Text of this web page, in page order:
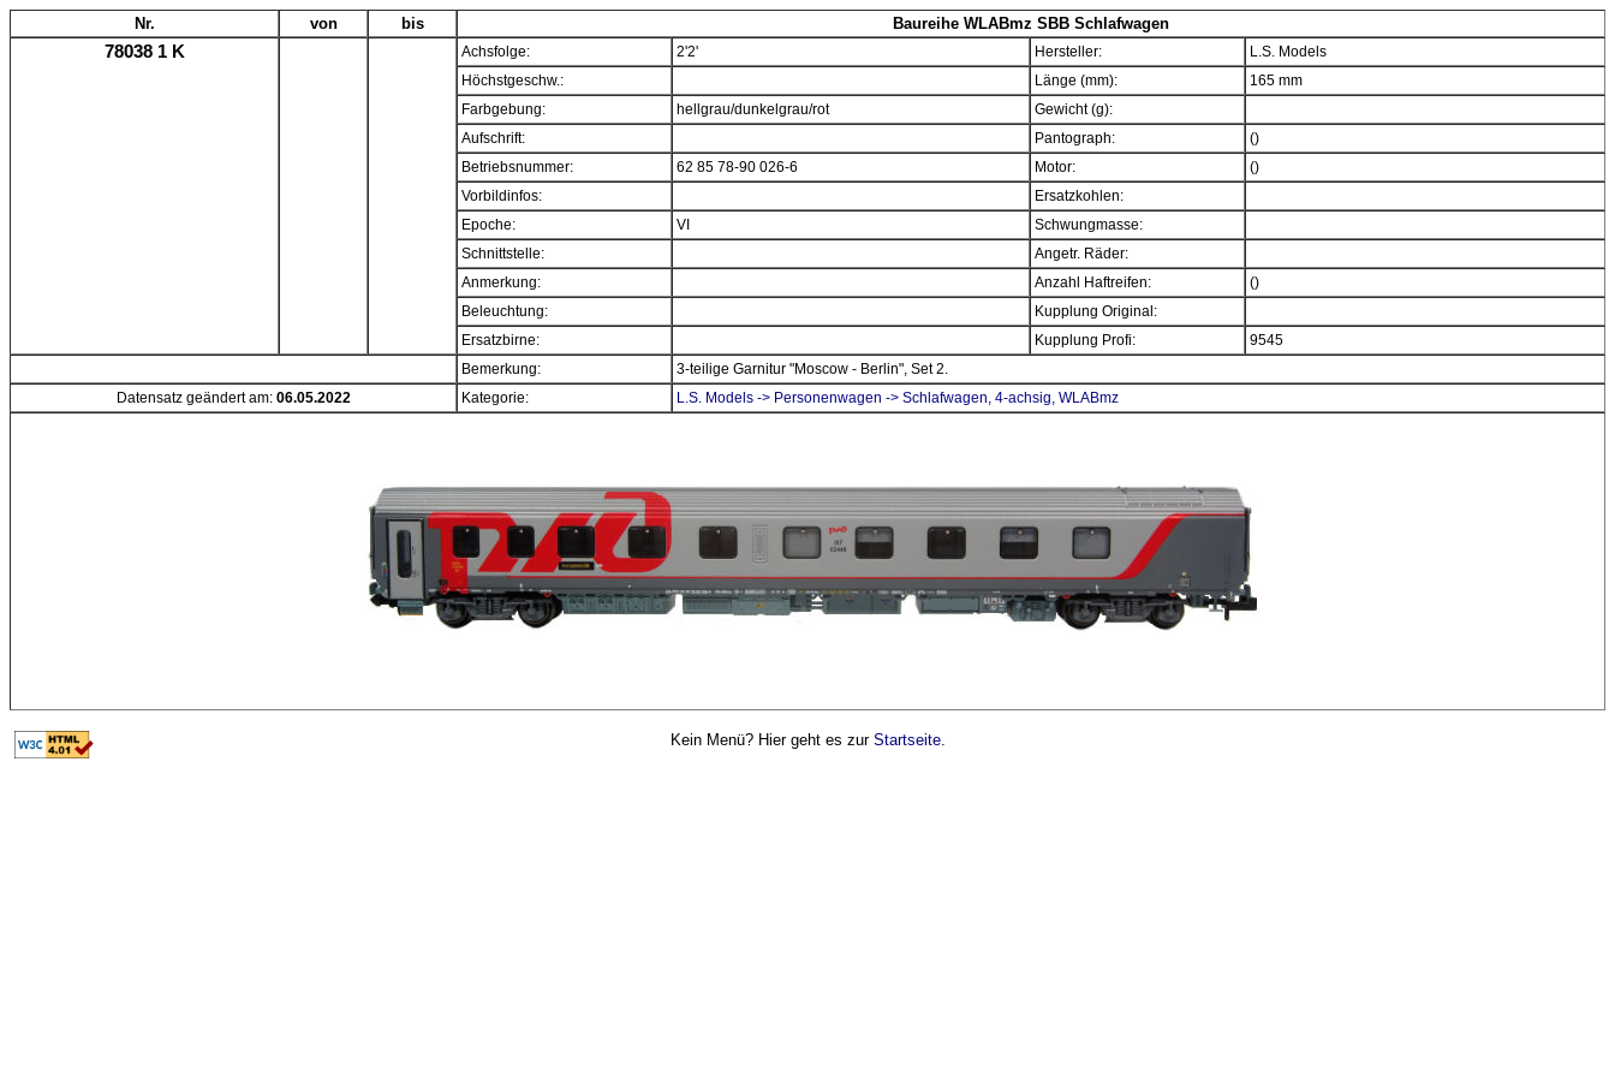
Nr. von bis Baureihe WLABmz SBB Schlafwagen
78038 1 K Achsfolge: 2'2' Hersteller:
L.S. Models
Höchstgeschw.:
Länge (mm):
165 mm
Farbgebung:
hellgrau/dunkelgrau/rot
Gewicht (g):
Aufschrift:
Pantograph:
()
Betriebsnummer:
62 85 78-90 026-6 Motor:
()
Vorbildinfos:
Ersatzkohlen:
Epoche:
VI
Schwungmasse:
Schnittstelle:
Angetr. Räder:
Anmerkung:
Anzahl Haftreifen:
()
Beleuchtung:
Kupplung Original:
Ersatzbirne:
Kupplung Profi:
9545
Bemerkung:
3-teilige Garnitur "Moscow - Berlin", Set 2.
Datensatz geändert am: 06.05.2022 Kategorie: L.S. Models -> Personenwagen -> Schlafwagen, 4-achsig, WLABmz
Kein Menü? Hier geht es zur Startseite.